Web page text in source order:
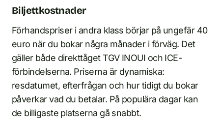
Biljettkostnader
Förhandspriser i andra klass börjar på ungefär 40
euro när du bokar några månader i förväg. Det
gäller både direkttåget TGV INOUI och ICE-
förbindelserna. Priserna är dynamiska:
resdatumet, efterfrågan och hur tidigt du bokar
påverkar vad du betalar. På populära dagar kan
de billigaste platserna gå snabbt.